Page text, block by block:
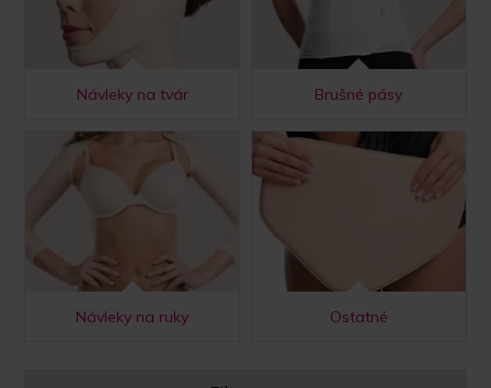
Návleky na tvár Brušné pásy
Návleky na ruky Ostatné